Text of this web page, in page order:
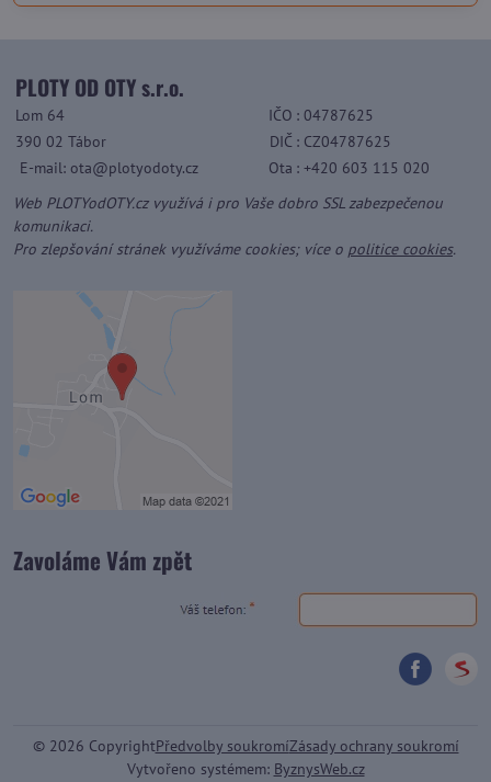
PLOTY OD OTY s.r.o.
Lom 64 IČO : 04787625
390 02 Tábor
DIČ : CZ04787625
E-mail: ota@plotyodoty.cz
Ota : +420 603 115 020
Web PLOTYodOTY.cz využívá i pro Vaše dobro SSL zabezpečenou
komunikaci.
Pro zlepšování stránek využíváme cookies; více o politice cookies.
Zavoláme Vám zpět
© 2026 CopyrightPředvolby soukromíZásady ochrany soukromí
Vytvořeno systémem: ByznysWeb.cz